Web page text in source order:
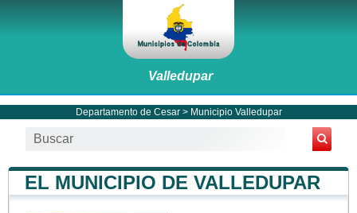
Valledupar
Departamento de Cesar> Municipio Valledupar
EL MUNICIPIO DE VALLEDUPAR